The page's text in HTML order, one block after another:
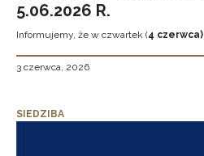
5.06.2026 R.
Informujemy, że w czwartek (4 czerwca)
3 czerwca, 2026
SIEDZIBA